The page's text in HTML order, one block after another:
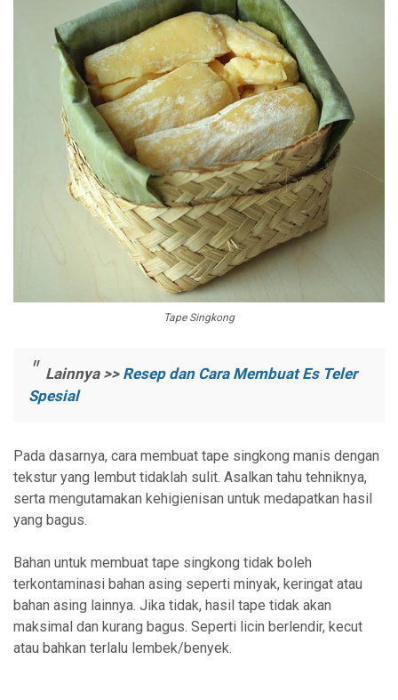
Tape Singkong
Lainnya >> Resep dan Cara Membuat Es Teler
Spesial
Pada dasarnya, cara membuat tape singkong manis dengan
tekstur yang lembut tidaklah sulit. Asalkan tahu tehniknya,
serta mengutamakan kehigienisan untuk medapatkan hasil
yang bagus.
Bahan untuk membuat tape singkong tidak boleh
terkontaminasi bahan asing seperti minyak, keringat atau
bahan asing lainnya. Jika tidak, hasil tape tidak akan
maksimal dan kurang bagus. Seperti licin berlendir, kecut
atau bahkan terlalu lembek/benyek.